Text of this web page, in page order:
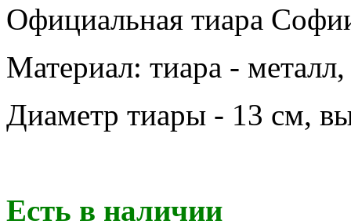
Официальная тиара
Материал: тиара -
Диаметр тиары - 13 см,
Есть в наличии